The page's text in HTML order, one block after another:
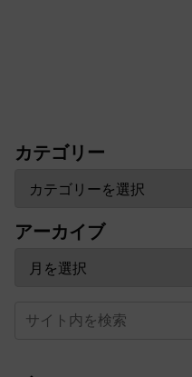
カテゴリー
アーカイブ